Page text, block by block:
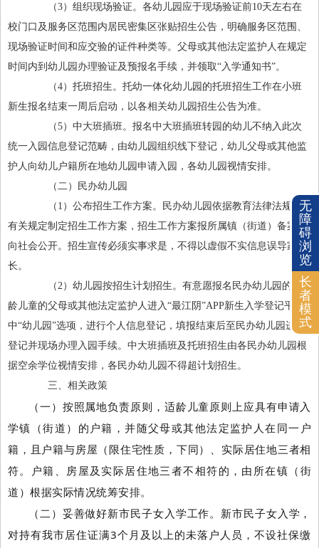
（3）组织现场验证。各幼儿园应于现场验证前10天左右在
校门口及服务区范围内居民密集区张贴招生公告，明确服务区范围、
现场验证时间和应交验的证件种类等。父母或其他法定监护人在规定
时间内到幼儿园办理验证及预报名手续，并领取“入学通知书”。
（4）托班招生。托幼一体化幼儿园的托班招生工作在小班
新生报名结束一周后启动，以各相关幼儿园招生公告为准。
（5）中大班插班。报名中大班插班转园的幼儿不纳入此次
统一入园信息登记范畴，由幼儿园组织线下登记，幼儿父母或其他监
护人向幼儿户籍所在地幼儿园申请入园，各幼儿园视情安排。
（二）民办幼儿园
（1）公布招生工作方案。民办幼儿园依据教育法律法规和
有关规定制定招生工作方案，招生工作方案报所属镇（街道）备案并
向社会公开。招生宣传必须实事求是，不得以虚假不实信息误导家
长。
（2）幼儿园按招生计划招生。有意愿报名民办幼儿园的适
龄儿童的父母或其他法定监护人进入“最江阴”APP新生入学登记平台
中“幼儿园”选项，进行个人信息登记，填报结束后至民办幼儿园进行
登记并现场办理入园手续。中大班插班及托班招生由各民办幼儿园根
据空余学位视情安排，各民办幼儿园不得超计划招生。
三、相关政策
（一）按照属地负责原则，适龄儿童原则上应具有申请入
学镇（街道）的户籍，并随父母或其他法定监护人在同一户
籍，且户籍与房屋（限住宅性质，下同）、实际居住地三者相
符。户籍、房屋及实际居住地三者不相符的，由所在镇（街
道）根据实际情况统筹安排。
（二）妥善做好新市民子女入学工作。新市民子女入学，
对持有我市居住证满3个月及以上的未落户人员，不设社保缴
无
障
碍
浏
览
长
者
模
式